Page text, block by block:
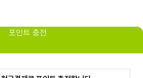
포인트 충전